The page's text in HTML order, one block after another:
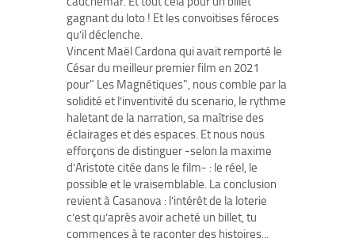
gagnant du loto ! Et les convoitises féroces
qu’il déclenche.
Vincent Maël Cardona qui avait remporté le
César du meilleur premier film en 2021
pour" Les Magnétiques", nous comble par la
solidité et l’inventivité du scenario, le rythme
haletant de la narration, sa maîtrise des
éclairages et des espaces. Et nous nous
efforçons de distinguer -selon la maxime
d’Aristote citée dans le film- : le réel, le
possible et le vraisemblable. La conclusion
revient à Casanova : l’intérêt de la loterie
c’est qu’après avoir acheté un billet, tu
commences à te raconter des histoires...